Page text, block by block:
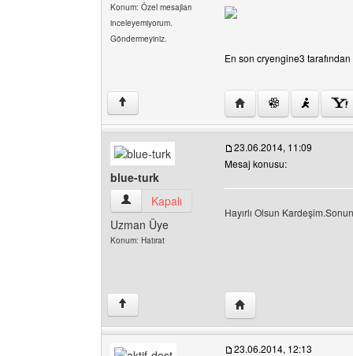
Konum: Özel mesajları
inceleyemiyorum.
Göndermeyiniz.
En son cryengine3
↑ Yazarın web sitesini
blue-turk
blue-turk Kullanıcının profilini görüntüle
Kapalı
Uzman Üye
Konum: Hatırat
23.06.2014, 11:09
Mesaj konusu:
Hayırlı Olsun
↑ Yazarın web sitesini
23.06.2014, 12:13